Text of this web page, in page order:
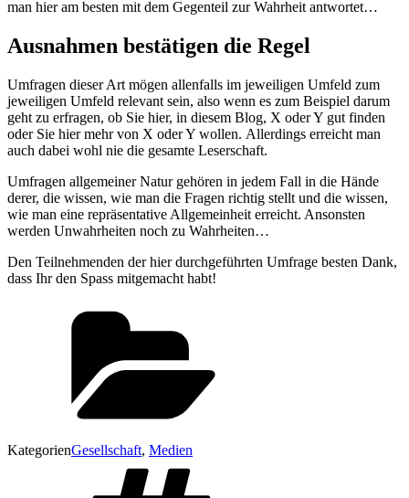
man hier am besten mit dem Gegenteil zur Wahrheit antwortet…
Ausnahmen bestätigen die Regel
Umfragen dieser Art mögen allenfalls im jeweiligen Umfeld zum
jeweiligen Umfeld relevant sein, also wenn es zum Beispiel darum
geht zu erfragen, ob Sie hier, in diesem Blog, X oder Y gut finden
oder Sie hier mehr von X oder Y wollen. Allerdings erreicht man
auch dabei wohl nie die gesamte Leserschaft.
Umfragen allgemeiner Natur gehören in jedem Fall in die Hände
derer, die wissen, wie man die Fragen richtig stellt und die wissen,
wie man eine repräsentative Allgemeinheit erreicht. Ansonsten
werden Unwahrheiten noch zu Wahrheiten…
Den Teilnehmenden der hier durchgeführten Umfrage besten Dank,
dass Ihr den Spass mitgemacht habt!
KategorienGesellschaft, Medien